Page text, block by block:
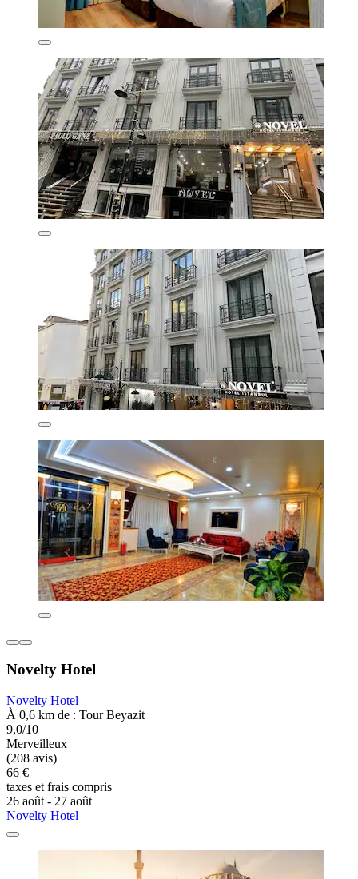
Novelty Hotel
Novelty Hotel
À 0,6 km de : Tour Beyazit
9,0/10
Merveilleux
(208 avis)
66 €
taxes et frais compris
26 août - 27 août
Novelty Hotel